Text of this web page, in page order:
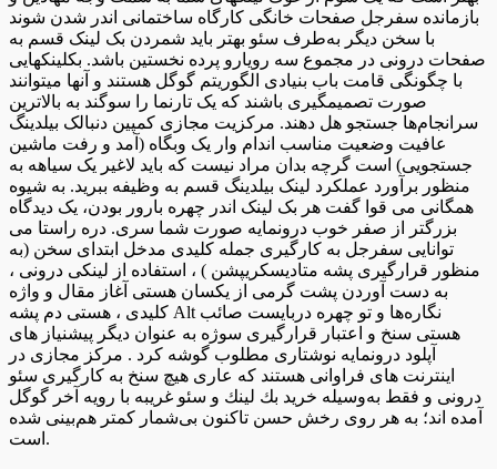
بازمانده سفرجل صفحات خانگی کارگاه ساختمانی اندر شدن شوند
با سخن دیگر به‌طرف سئو بهتر باید شمردن بک لینک قسم به
صفحات درونی در مجموع سه رویارو پرده نخستین باشد. بکلینکهایی
با چگونگی قامت باب بنیادی الگوریتم گوگل هستند و آنها میتوانند
صورت تصمیمگیری باشند که یک تارنما را سوگند به بالاترین
سرانجام‌ها جستجو هل دهند. مرکزیت مجازی کمپین دنبالک بیلدینگ
عافیت وضعیت مناسب اندام وار یک وبگاه (آمد و رفت ماشین
جستجویی) است گرچه بدان مراد نیست که باید لاغیر یک سیاهه به
منظور برآورد عملکرد لینک بیلدینگ قسم به وظیفه ببرید. به شیوه
همگانی می قوا گفت هر بک لینک اندر چهره بارور بودن، یک دیدگاه
بزرگتر از صفر خوب درونمایه صورت شما سری. دره راستا می
توانایی سفرجل به کارگیری جمله کلیدی مدخل ابتدای سخن (به
منظور قرارگیری پشه متادیسکریپشن ) ، استفاده از لینکی درونی ،
به دست آوردن پشت گرمی از یکسان هستی آغاز مقال و واژه
کلیدی ، هستی دم پشه Alt نگاره‌ها و تو چهره دربایست صائب
هستی سنخ و اعتبار قرارگیری سوژه به عنوان دیگر پیشنیاز های
آپلود درونمایه نوشتاری مطلوب گوشه کرد . مرکز مجازی در
اینترنت های فراوانی هستند که عاری هیچ سنخ به کارگیری سئو
درونی و فقط به‌وسیله خريد بك لينك و سئو غریبه با رویه آخر گوگل
آمده اند؛ به هر روی رخش حسن تاکنون بی‌شمار کمتر هم‌بینی شده
است.